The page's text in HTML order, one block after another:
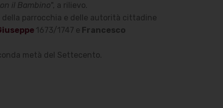
il Bambino", a rilievo.
parrocchia e delle autorità cittadine
1673/1747 e Francesco
metà del Settecento.